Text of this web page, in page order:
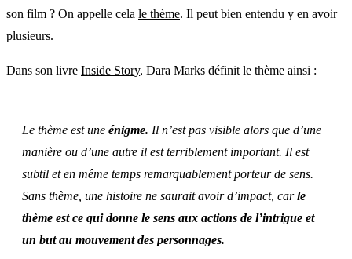
son film ? On appelle cela le thème. Il peut bien entendu y en avoir
plusieurs.
Dans son livre Inside Story, Dara Marks définit le thème ainsi :
Le thème est une énigme. Il n’est pas visible alors que d’une
manière ou d’une autre il est terriblement important. Il est
subtil et en même temps remarquablement porteur de sens.
Sans thème, une histoire ne saurait avoir d’impact, carle
thème est ce qui donne le sens aux actions de l’intrigue et
un but au mouvement des personnages.